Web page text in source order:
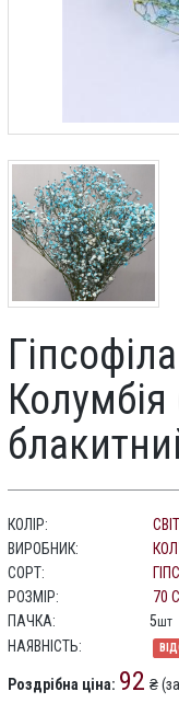
Колумбія
КОЛІР:
ВИРОБНИК:
СОРТ:
РОЗМІР:
70
ПАЧКА:
5шт
НАЯВНІСТЬ:
Роздрібна ціна: 92 ₴